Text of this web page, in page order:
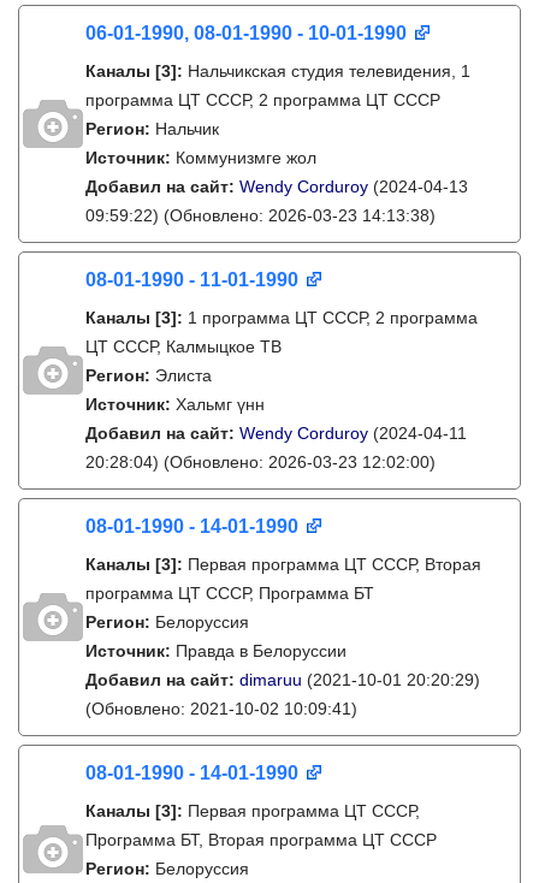
06-01-1990, 08-01-1990 - 10-01-1990
Каналы [3]: Нальчикская студия телевидения, 1
программа ЦТ СССР, 2 программа ЦТ СССР
Регион: Нальчик
Источник: Коммунизмге жол
Добавил на сайт: Wendy Corduroy (2024-04-13
09:59:22) (Обновлено: 2026-03-23 14:13:38)
08-01-1990 - 11-01-1990
Каналы [3]: 1 программа ЦТ СССР, 2 программа
ЦТ СССР, Калмыцкое ТВ
Регион: Элиста
Источник: Хальмг үнн
Добавил на сайт: Wendy Corduroy (2024-04-11
20:28:04) (Обновлено: 2026-03-23 12:02:00)
08-01-1990 - 14-01-1990
Каналы [3]: Первая программа ЦТ СССР, Вторая
программа ЦТ СССР, Программа БТ
Регион: Белоруссия
Источник: Правда в Белоруссии
Добавил на сайт: dimaruu (2021-10-01 20:20:29)
(Обновлено: 2021-10-02 10:09:41)
08-01-1990 - 14-01-1990
Каналы [3]: Первая программа ЦТ СССР,
Программа БТ, Вторая программа ЦТ СССР
Регион: Белоруссия